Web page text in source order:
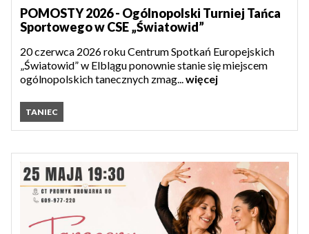
POMOSTY 2026 - Ogólnopolski Turniej Tańca
Sportowego w CSE „Światowid”
20 czerwca 2026 roku Centrum Spotkań Europejskich
„Światowid” w Elblągu ponownie stanie się miejscem
ogólnopolskich tanecznych zmag...więcej
TANIEC